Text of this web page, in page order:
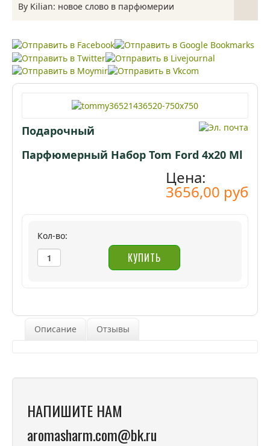
Еще 15-20 лет назад само выражение «купить
парфюмерию в интернет-магазине» вызвало бы абсурд и
By Kilian: новое слово в парфюмерии
Некоторые думают, что роскошь – это понятие
относительное. Каждый вкладывает в это определение
что-то своё,…
Подарочный
Парфюмерный Набор Tom Ford 4х20 Ml
Цена:
3656,00 руб
Кол-во:
Описание Отзывы
НАПИШИТЕ НАМ
aromasharm.com@bk.ru